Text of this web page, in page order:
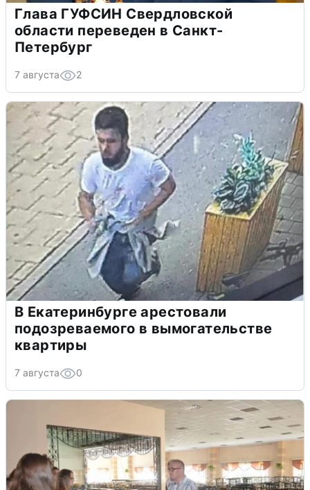
Глава ГУФСИН Свердловской
области переведен в Санкт-
Петербург
7 августа 2
В Екатеринбурге арестовали
подозреваемого в вымогательстве
квартиры
7 августа 0